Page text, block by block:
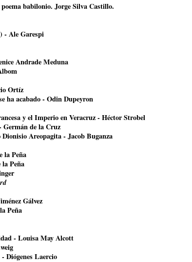
babilonio. Jorge Silva Castillo.
- Ale Garespi
Andrade Meduna
Ortíz
ha acabado - Odin Dupeyron
y el Imperio en Veracruz - Héctor Strobel
Germán de la Cruz
Areopagita - Jacob Buganza
la Peña
Peña
Gálvez
Peña
- Louisa May Alcott
- Diógenes Laercio